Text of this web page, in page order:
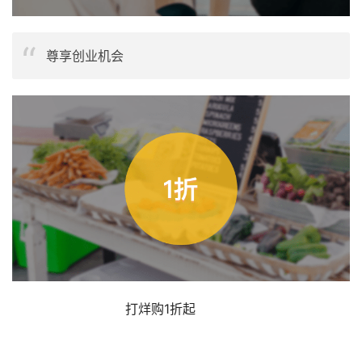
尊享创业机会
打烊购1折起